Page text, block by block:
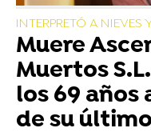
INTERPRETÓ A NIEVES
Muere
Muertos
los 69 años
de su